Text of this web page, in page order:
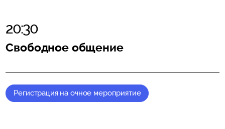
20:30
Свободное общение
Регистрация на очное мероприятие